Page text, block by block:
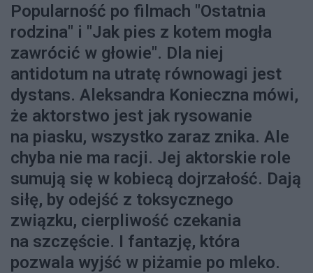
Popularność po filmach "Ostatnia
rodzina" i "Jak pies z kotem mogła
zawrócić w głowie". Dla niej
antidotum na utratę równowagi jest
dystans. Aleksandra Konieczna mówi,
że aktorstwo jest jak rysowanie
na piasku, wszystko zaraz znika. Ale
chyba nie ma racji. Jej aktorskie role
sumują się w kobiecą dojrzałość. Dają
siłę, by odejść z toksycznego
związku, cierpliwość czekania
na szczęście. I fantazję, która
pozwala wyjść w piżamie po mleko.